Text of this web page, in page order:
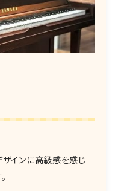
インに高級感を感じ